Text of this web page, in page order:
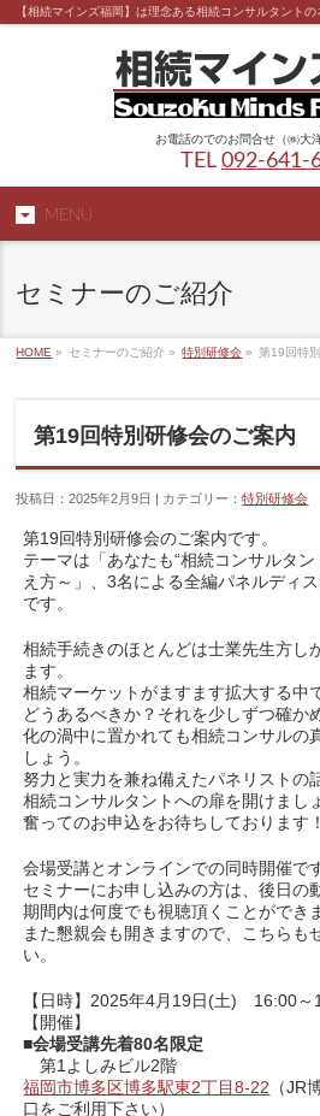
【相続マインズ福岡】は理念ある相続コンサルタント
お電話のでのお問合せ（㈱大
TEL 092-641-
MENU
セミナーのご紹介
HOME » セミナーのご紹介 » 特別研修会 » 第19回特
第19回特別研修会のご案内
投稿日：2025年2月9日 | カテゴリー：特別研修会
第19回特別研修会のご案内です。
テーマは「あなたも“相続コンサルタ
え方～」、3名による全編パネルディ
です。
相続手続きのほとんどは士業先生方し
ます。
相続マーケットがますます拡大する中
どうあるべきか？それを少しずつ確か
化の渦中に置かれても相続コンサルの
しょう。
努力と実力を兼ね備えたパネリストの
相続コンサルタントへの扉を開けまし
奮ってのお申込をお待ちしております！
会場受講とオンラインでの同時開催で
セミナーにお申し込みの方は、後日の
期間内は何度でも視聴頂くことができ
また懇親会も開きますので、こちらも
い。
【日時】2025年4月19日(土) 16:00～
【開催】
■会場受講先着80名限定
第1よしみビル2階
福岡市博多区博多駅東2丁目8-22 （JR
口をご利用下さい）